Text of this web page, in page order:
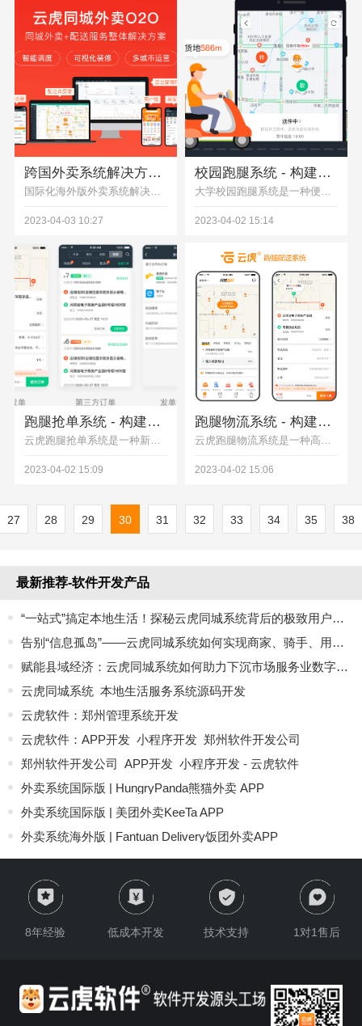
跨国外卖系统解决方案：连接全球美食与消费者
国际化海外版外卖系统解决方案为全球消费者提供了一种便捷、多样化的美食选择。通过多语言支持、多货币结算、本地化配送等核心功能，外卖系统可以有效地满足不同国家和地区用户的需求，使用外卖系统APP、外卖系统小程序软件开发进一步推动全球美食市场的繁荣发展。
2023-04-03 10:27
校园跑腿系统 - 构建便捷、高效的校园快递服务
大学校园跑腿系统是一种便捷、高效的校园快递服务模式，可以让学生自主选择快递服务的时间、地点和配送方式，提高服务的灵活性和便捷性，同时也可以通过实时配送和在线支付等方式，提高服务的效率和安全性，满足学生的各种需求和要求。如果您正在寻找一种高效、便捷的校园快递服务解决方案，那么大学校园跑腿系统绝对是您的不二选择。
2023-04-02 15:14
跑腿抢单系统 - 构建高效、公平的配送服务
2023-04-02 15:09
跑腿物流系统 - 构建高效、便捷的快递服务网络
2023-04-02 15:06
27 28 29 30 31 32 33 34 35 38
最新推荐-软件开发产品
“一站式”搞定本地生活！探秘云虎同城系统背后的极致用户体验设计
告别“信息孤岛”——云虎同城系统如何实现商家、骑手、用户三端无缝协同？
赋能县域经济：云虎同城系统如何助力下沉市场服务业数字化转型？
云虎同城系统_本地生活服务系统源码开发
云虎软件：郑州管理系统开发
云虎软件：APP开发_小程序开发_郑州软件开发公司
郑州软件开发公司_APP开发_小程序开发 - 云虎软件
外卖系统国际版 | HungryPanda熊猫外卖 APP
外卖系统国际版 | 美团外卖KeeTa APP
外卖系统海外版 | Fantuan Delivery饭团外卖APP
【外卖系统国际版】打造全球化餐饮服务平台 | 多语言支持+智能配送+本地化支付
外卖系统国际版解决方案｜多语言智能配送系统开发
外卖系统海外版系统产品，类似美团海外版Keeta
云虎同城系统_本地生活服务系统
外卖系统海外版，“出海计划”解决方案
多商户商城系统_即时零售商城系统 - 云虎软件
8年经验 低成本开发 技术支持 1对1售后